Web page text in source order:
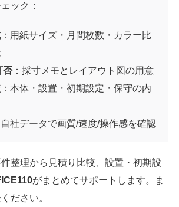
ック：
：用紙サイズ・月間枚数・カラー比
否：採寸メモとレイアウト図の用意
：本体・設置・初期設定・保守の内
自社データで画質/速度/操作感を確認
整理から見積り比較、設置・初期設
がまとめてサポートします。ま
ださい。